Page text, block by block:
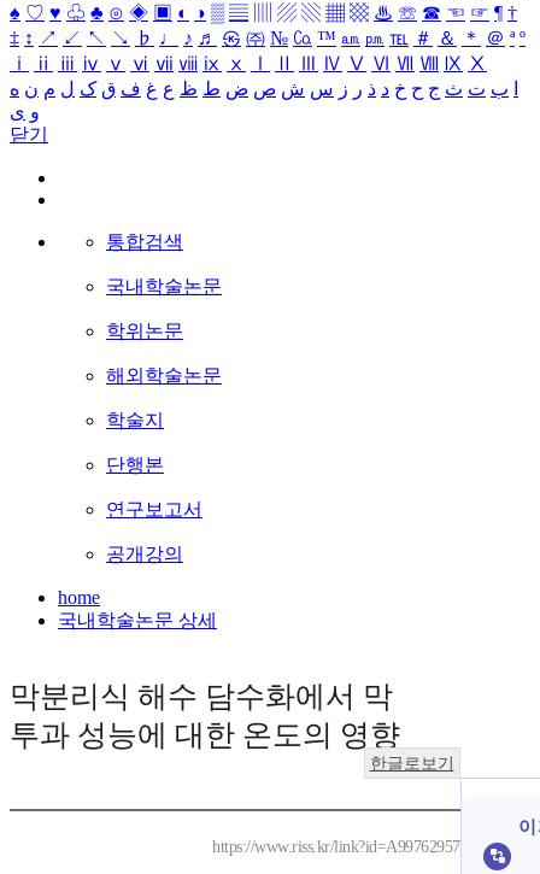
♠ ♡ ♥ ♧ ♣ ⊙ ◈ ▣ ◐ ◑ ▒ ▤ ▨ ▧ ▦ ▩ ♨ ☏ ☎ ☜ ☞ ¶ †
‡ ↕ ↗ ↙ ↖ ↘ ♭ ♩ ♪ ♬ ㉿ ㈜ № ㏇ ™ ㏂ ㏘ ℡ ＃ ＆ ＊ ＠ ª º
ⅰ
ⅱ ⅲ ⅳ ⅴ ⅵ ⅶ ⅷ ⅸ ⅹ Ⅳ Ⅴ Ⅵ Ⅶ Ⅷ Ⅸ Ⅹ
ب ت ث ج ح خ د ذ ر ز س ش ص ض ط ظ ع غ ف ق ک ل م ن ه
و ی
닫기
통합검색
국내학술논문
학위논문
해외학술논문
학술지
단행본
연구보고서
공개강의
home
국내학술논문 상세
막분리식 해수 담수화에서 막
투과 성능에 대한 온도의 영향
한글로보기
https://www.riss.kr/link?id=A99762957
이